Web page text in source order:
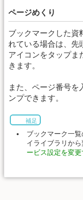
ページめくり
ブックマークした資
れている場合は、先
アイコンをタップま
きます。
また、ページ番号を
ンプできます。
補足
ブックマーク一
イライブラリか
ービス設定を変更